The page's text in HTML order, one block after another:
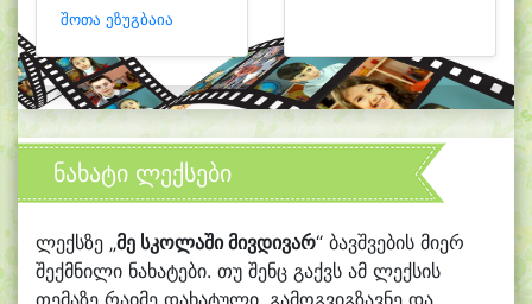
შოთა ეზუგბაია
ნახატი ლექსები
ლექსზე „მე სკოლაში მივდივარ“ ბავშვების მიერ
შექმნილი ნახატები. თუ შენც გაქვს ამ ლექსის
თემაზე რაიმე დახატული, გამოგვიგზავნე და